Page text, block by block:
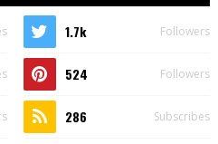
1.7k Followers
524 Followers
286 Subscribes